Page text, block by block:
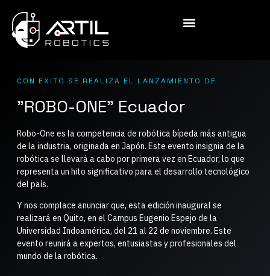
CON EXITO SE REALIZA EL LANZAMIENTO DE
"ROBO-ONE" Ecuador
Robo-One es la competencia de robótica bípeda más antigua
de la industria, originada en Japón. Este evento insignia de la
robótica se llevará a cabo por primera vez en Ecuador, lo que
representa un hito significativo para el desarrollo tecnológico
del país.
Y nos complace anunciar que, esta edición inaugural se
realizará en Quito, en el Campus Eugenio Espejo de la
Universidad Indoamérica, del 21 al 22 de noviembre. Este
evento reunirá a expertos, entusiastas y profesionales del
mundo de la robótica.